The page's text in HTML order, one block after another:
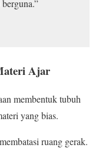
Ajar
membentuk tubuh
yang bias.
ruang gerak.